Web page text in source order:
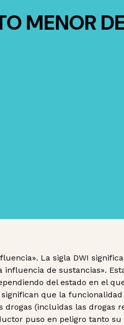
MENOR
La sigla DWI
de sustancias».
del estado en el
que la
drogas (incluidas las drogas
puso en peligro tanto